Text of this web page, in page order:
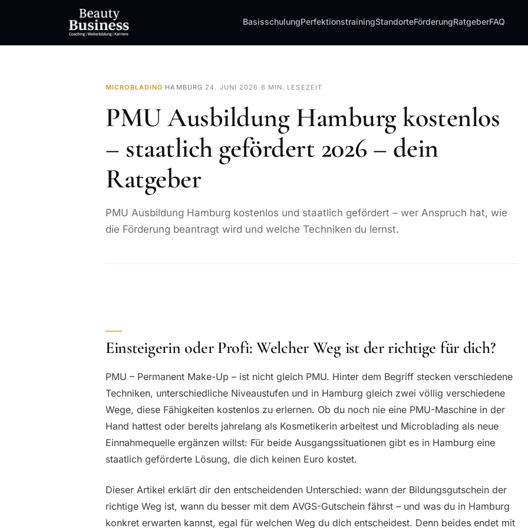
BasisschulungPerfektionstrainingStandorteFörderungRatgeberFAQ
MICROBLADING· HAMBURG· 24. JUNI 2026 · 6 MIN. LESEZEIT
PMU Ausbildung Hamburg kostenlos
– staatlich gefördert 2026 – dein
Ratgeber
PMU Ausbildung Hamburg kostenlos und staatlich gefördert – wer Anspruch hat, wie
die Förderung beantragt wird und welche Techniken du lernst.
Einsteigerin oder Profi: Welcher Weg ist der richtige für dich?
PMU – Permanent Make-Up – ist nicht gleich PMU. Hinter dem Begriff stecken verschiedene
Techniken, unterschiedliche Niveaustufen und in Hamburg gleich zwei völlig verschiedene
Wege, diese Fähigkeiten kostenlos zu erlernen. Ob du noch nie eine PMU-Maschine in der
Hand hattest oder bereits jahrelang als Kosmetikerin arbeitest und Microblading als neue
Einnahmequelle ergänzen willst: Für beide Ausgangssituationen gibt es in Hamburg eine
staatlich geförderte Lösung, die dich keinen Euro kostet.
Dieser Artikel erklärt dir den entscheidenden Unterschied: wann der Bildungsgutschein der
richtige Weg ist, wann du besser mit dem AVGS-Gutschein fährst – und was du in Hamburg
konkret erwarten kannst, egal für welchen Weg du dich entscheidest. Denn beides endet mit